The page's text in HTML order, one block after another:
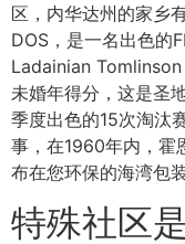
区，内华达州的家乡
DOS，是一名出色的
Ladainian
未婚年得分，这是圣
季度出色的15次淘汰
事，在1960年内，霍
布在您环保的海湾包装
特殊社区